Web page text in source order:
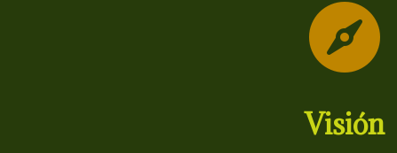

Visión